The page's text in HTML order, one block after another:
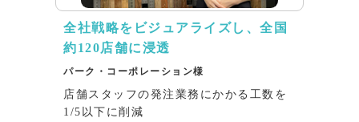
全社戦略をビジュアライズし、全国
約120店舗に浸透
パーク・コーポレーション様
店舗スタッフの発注業務にかかる工数を
1/5以下に削減